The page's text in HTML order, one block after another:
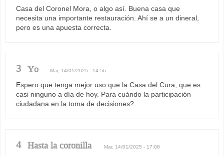
Casa del Coronel Mora, o algo así. Buena casa que
necesita una importante restauración. Ahí se a un dineral,
pero es una apuesta correcta.
3 Yo Mar, 14/01/2025 - 14:56
Espero que tenga mejor uso que la Casa del Cura, que es
casi ninguno a día de hoy. Para cuándo la participación
ciudadana en la toma de decisiones?
4 Hasta la coronilla Mar, 14/01/2025 - 17:08